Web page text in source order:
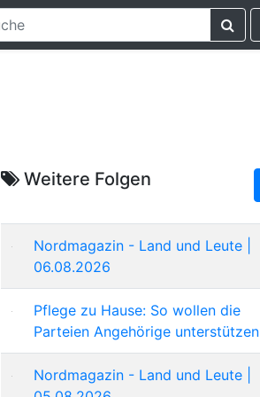
Weitere Folgen
Nordmagazin - Land und Leute |
06.08.2026
Pflege zu Hause: So wollen die
Parteien Angehörige unterstützen
Nordmagazin - Land und Leute |